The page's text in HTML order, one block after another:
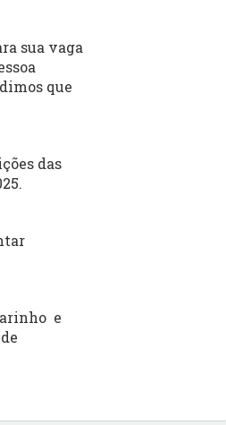
sua vaga
que
das
e